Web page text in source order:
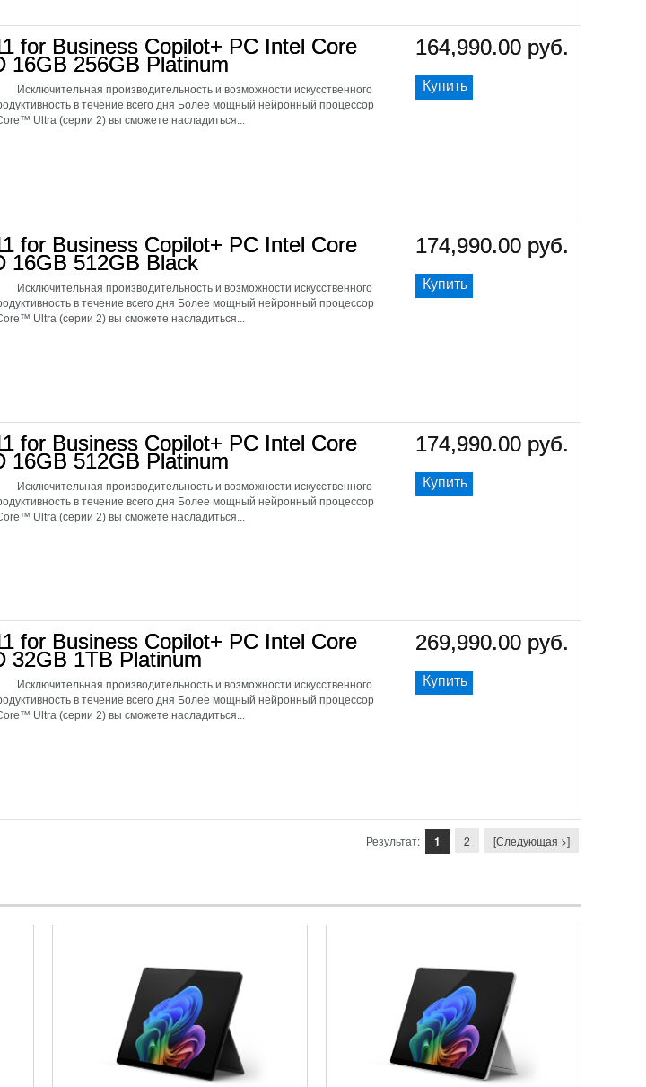
for Business Copilot+ PC Intel Core
16GB 256GB Platinum
производительность и возможности искусственного
в течение всего дня Более мощный нейронный процессор
Ultra (серии 2) вы сможете насладиться...
164,990.00 руб.
Купить
for Business Copilot+ PC Intel Core
16GB 512GB Black
производительность и возможности искусственного
в течение всего дня Более мощный нейронный процессор
Ultra (серии 2) вы сможете насладиться...
174,990.00 руб.
Купить
for Business Copilot+ PC Intel Core
16GB 512GB Platinum
производительность и возможности искусственного
в течение всего дня Более мощный нейронный процессор
Ultra (серии 2) вы сможете насладиться...
174,990.00 руб.
Купить
for Business Copilot+ PC Intel Core
32GB 1TB Platinum
производительность и возможности искусственного
в течение всего дня Более мощный нейронный процессор
Ultra (серии 2) вы сможете насладиться...
269,990.00 руб.
Купить
Результат: 1 2 [Следующая >]